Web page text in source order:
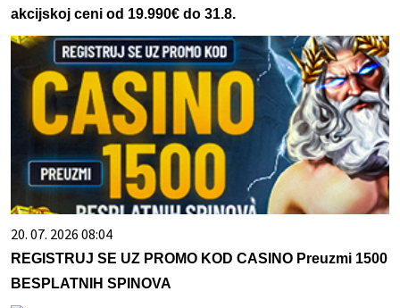
akcijskoj ceni od 19.990€ do 31.8.
20. 07. 2026 08:04
REGISTRUJ SE UZ PROMO KOD CASINO Preuzmi 1500
BESPLATNIH SPINOVA